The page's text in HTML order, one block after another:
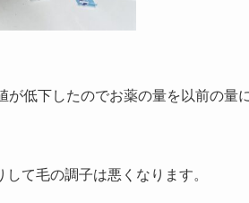
低下したのでお薬の量を以前の量
て毛の調子は悪くなります。